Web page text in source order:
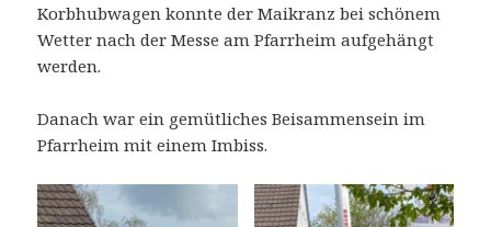
Korbhubwagen konnte der Maikranz bei schönem
Wetter nach der Messe am Pfarrheim aufgehängt
werden.
Danach war ein gemütliches Beisammensein im
Pfarrheim mit einem Imbiss.